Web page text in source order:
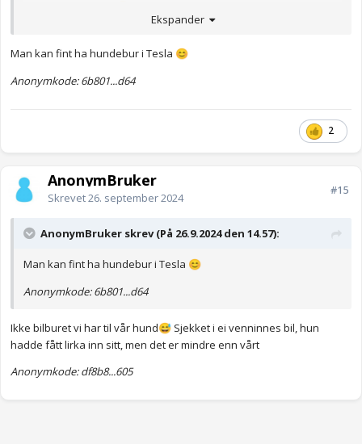
Ekspander
Man kan fint ha hundebur i Tesla 😊
Anonymkode: 6b801...d64
2
AnonymBruker
Skrevet26. september 2024
#15
AnonymBruker skrev (På 26.9.2024 den 14.57):
Man kan fint ha hundebur i Tesla 😊
Anonymkode: 6b801...d64
Ikke bilburet vi har til vår hund😅 Sjekket i ei venninnes bil, hun
hadde fått lirka inn sitt, men det er mindre enn vårt
Anonymkode: df8b8...605